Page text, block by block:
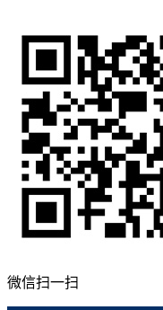
微信扫一扫